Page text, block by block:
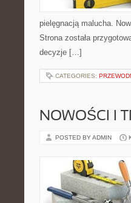
pielęgnacją malucha.
Strona została
decyzje […]
CATEGORIES:
NOWOŚCI I
POSTED BY ADMIN